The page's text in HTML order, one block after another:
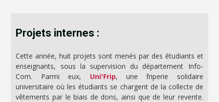
Projets internes :
Cette année, huit projets sont menés par des étudiants et
enseignants, sous la supervision du département Info-
Com. Parmi eux, Uni'Frip, une friperie solidaire
universitaire où les étudiants se chargent de la collecte de
vêtements par le biais de dons, ainsi que de leur revente.